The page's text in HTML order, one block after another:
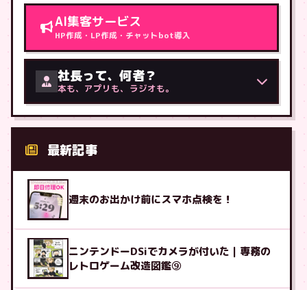
AI集客サービス
HP作成・LP作成・チャットbot導入
社長って、何者？
本も、アプリも、ラジオも。
最新記事
週末のお出かけ前にスマホ点検を！
ニンテンドーDSiでカメラが付いた｜専務の
レトロゲーム改造図鑑⑨